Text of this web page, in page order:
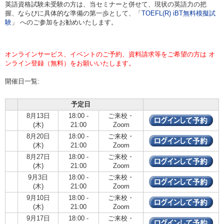
英語資格試験未受験の方は、当セミナーと併せて、現状の英語力の把
握、ならびに具体的な準備の第一歩として、「 TOEFL(R) iBT無料模擬試
験 」 へのご参加をお勧めいたします。
オンラインサービス、イベントのご予約、資料請求等をご希望の方は オ
ンライン登録（無料）をお願いいたします。
開催日一覧:
予定日
8月13日
(木)
18:00 -
21:00
ご来校・
Zoom
8月20日
(木)
18:00 -
21:00
ご来校・
Zoom
8月27日
(木)
18:00 -
21:00
ご来校・
Zoom
9月3日
(木)
18:00 -
21:00
ご来校・
Zoom
9月10日
(木)
18:00 -
21:00
ご来校・
Zoom
9月17日
18:00 -
ご来校・